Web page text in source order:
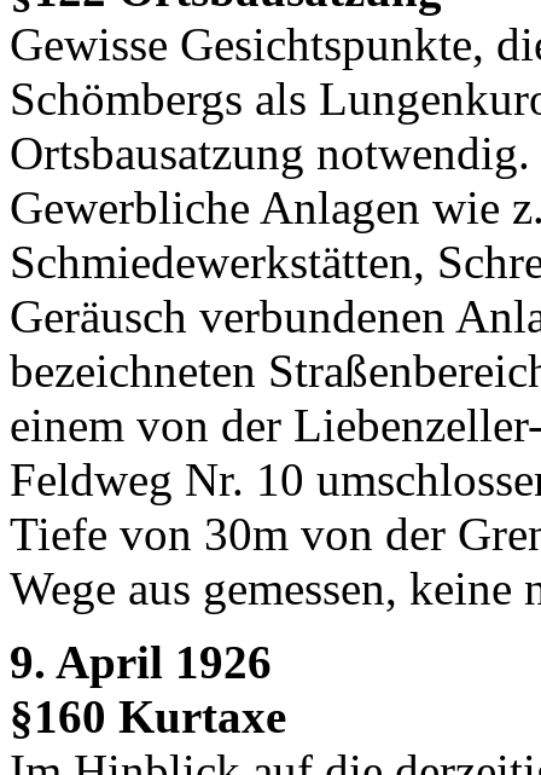
Gewisse Gesichtspunkte,
Schömbergs als
Ortsbausatzung notwendig.
Gewerbliche Anlagen wie
Schmiedewerkstätten,
Geräusch verbundenen
bezeichneten
einem von der
Feldweg Nr. 10
Tiefe von 30m von der
Wege aus gemessen,
9. April 1926
§160 Kurtaxe